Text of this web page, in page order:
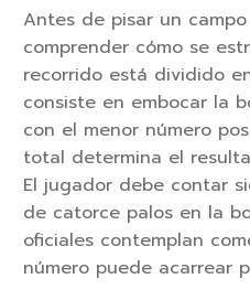
Antes de pisar un
comprender cómo se
recorrido está dividido
consiste en embocar la
con el menor número
total determina el
El jugador debe contar
de catorce palos en la
oficiales contemplan
número puede acarrear